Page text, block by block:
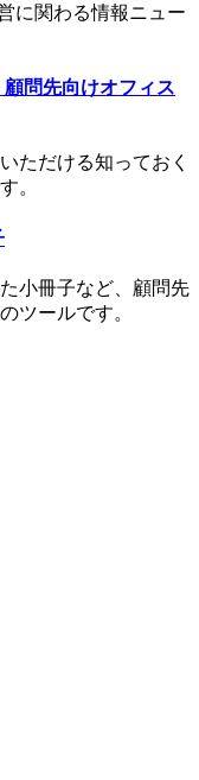
に関わる情報ニュー
顧問先向けオフィス
ただける知っておく
。
小冊子など、顧問先
ツールです。